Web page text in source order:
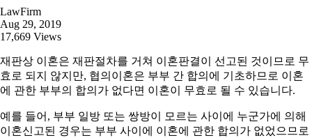
LawFirm
Aug 29, 2019
17,669 Views
재판상 이혼은 재판절차를 거쳐 이혼판결이 선고된 것이므로 무
효로 되지 않지만, 협의이혼은 부부 간 합의에 기초하므로 이혼
에 관한 부부의 합의가 없다면 이혼이 무효로 될 수 있습니다.
예를 들어, 부부 일방 또는 쌍방이 모르는 사이에 누군가에 의해
이혼신고된 경우는 부부 사이에 이혼에 관한 합의가 없었으므로